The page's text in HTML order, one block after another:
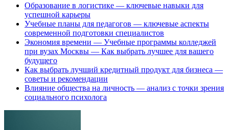
Образование в логистике — ключевые навыки для
успешной карьеры
Учебные планы для педагогов — ключевые аспекты
современной подготовки специалистов
Экономия времени — Учебные программы колледжей
при вузах Москвы — Как выбрать лучшее для вашего
будущего
Как выбрать лучший кредитный продукт для бизнеса —
советы и рекомендации
Влияние общества на личность — анализ с точки зрения
социального психолога